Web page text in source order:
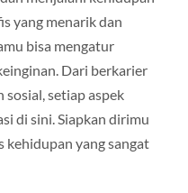
yang menarik dan
bisa mengatur
Dari berkarier
sosial, setiap aspek
di sini. Siapkan dirimu
yang sangat